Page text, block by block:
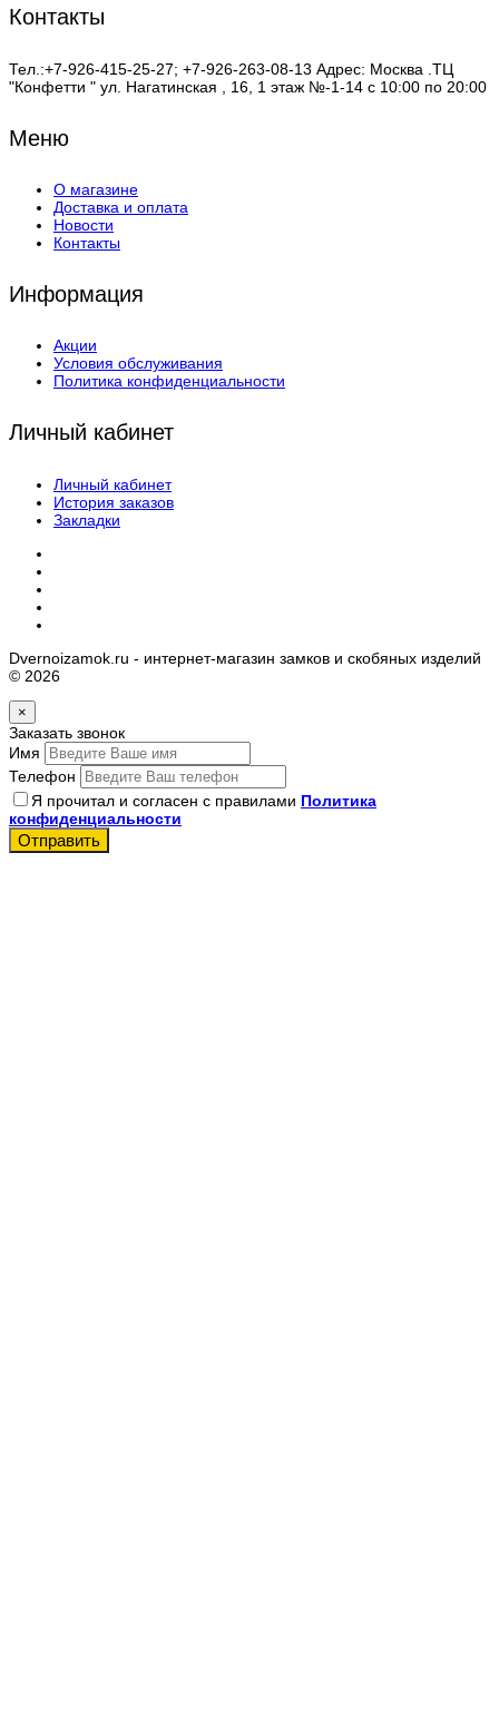
Контакты
Тел.:+7-926-415-25-27; +7-926-263-08-13 Адрес: Москва .ТЦ
"Конфетти " ул. Нагатинская , 16, 1 этаж №-1-14 с 10:00 по 20:00
Меню
О магазине
Доставка и оплата
Новости
Контакты
Информация
Акции
Условия обслуживания
Политика конфиденциальности
Личный кабинет
Личный кабинет
История заказов
Закладки
Dvernoizamok.ru - интернет-магазин замков и скобяных изделий
© 2026
×
Заказать звонок
Имя
Телефон
Я прочитал и согласен с правилами Политика
конфиденциальности
Отправить